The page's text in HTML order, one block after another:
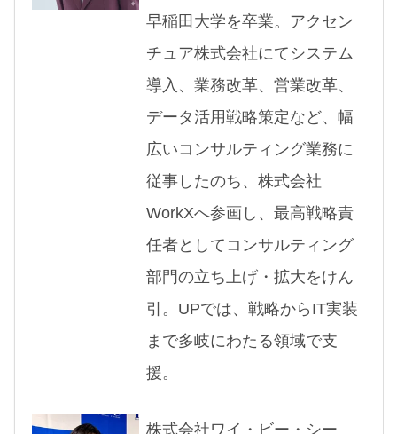
早稲田大学を卒業。アクセン
チュア株式会社にてシステム
導入、業務改革、営業改革、
データ活用戦略策定など、幅
広いコンサルティング業務に
従事したのち、株式会社
WorkXへ参画し、最高戦略責
任者としてコンサルティング
部門の立ち上げ・拡大をけん
引。UPでは、戦略からIT実装
まで多岐にわたる領域で支
援。
株式会社ワイ・ビー・シー